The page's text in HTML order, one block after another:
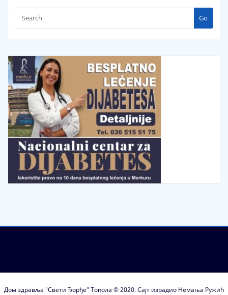
Go
Дом здравља "Свети Ђорђе" Топола © 2020. Сајт израдио Немања Ружић